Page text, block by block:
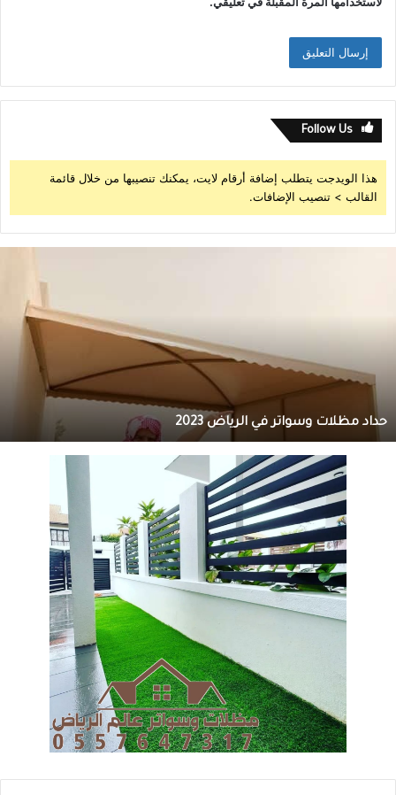
Follow Us
هذا الويدجت يتطلب إضافة أرقام لايت، يمكنك تنصيبها من خلال قائمة
القالب > تنصيب الإضافات.
حداد مظلات وسواتر في الرياض 2023